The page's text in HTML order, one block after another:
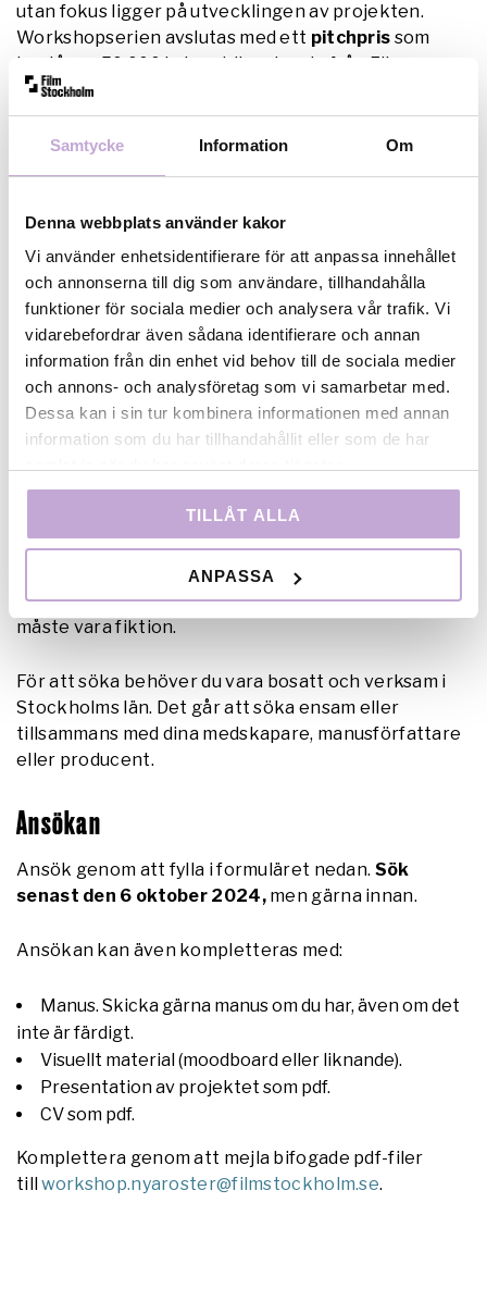
Samtycke Information Om
Denna webbplats använder kakor
Vi använder enhetsidentifierare för att anpassa innehållet
och annonserna till dig som användare, tillhandahålla
funktioner för sociala medier och analysera vår trafik. Vi
vidarebefordrar även sådana identifierare och annan
information från din enhet vid behov till de sociala medier
och annons- och analysföretag som vi samarbetar med.
Dessa kan i sin tur kombinera informationen med annan
information som du har tillhandahållit eller som de har
TILLÅT ALLA
ANPASSA
utan fokus ligger på utvecklingen av projekten.
Workshopserien avslutas med ett pitchpris som
består av 50 000 i utvecklingsinsats från Film
Stockholm för bästa projekt.
Tid och plats
onsdag 20/11, onsdag 27/11, onsdag 11/12.
Tid: Alltid kl. 18-21.
Träffarna kommer att äga rum på Fanzingo i Alby. Du
måste kunna delta vid alla tillfällen.
Plats: Fanzingo, Rotemannavägen 12, Norsborg (T-
bana Alby).
Vem kan ansöka?
Du kanske har gjort en kortfilm eller flera och vill
fortsätta utveckla ditt filmspråk och berättande
eller har du annan relevant erfarenhet inom film och
vill utveckla eget filmprojekt. Ditt kortfilmsprojekt
måste vara fiktion.
För att söka behöver du vara bosatt och verksam i
Stockholms län. Det går att söka ensam eller
tillsammans med dina medskapare, manusförfattare
eller producent.
Ansökan
Ansök genom att fylla i formuläret nedan. Sök
senast den 6 oktober 2024,men gärna innan.
Ansökan kan även kompletteras med:
Manus. Skicka gärna manus om du har, även om det
inte är färdigt.
Visuellt material (moodboard eller liknande).
Presentation av projektet som pdf.
CV som pdf.
Komplettera genom att mejla bifogade pdf-filer
tillworkshop.nyaroster@filmstockholm.se.